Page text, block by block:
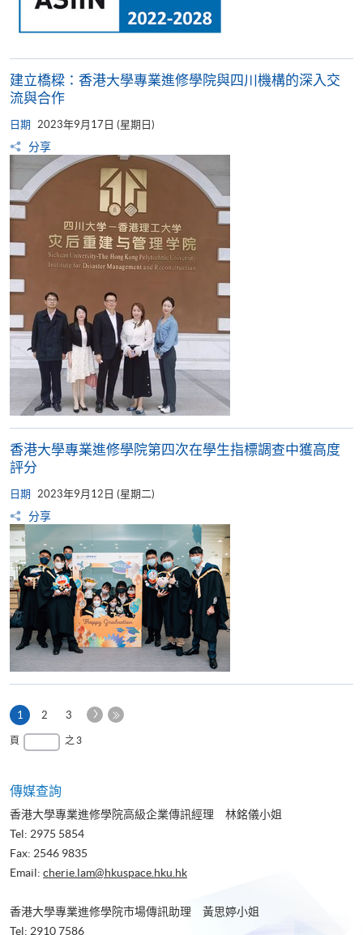
建立橋樑：香港大學專業進修學院與四川機構的深入交
流與合作
日期 2023年9月17日 (星期日)
分享
香港大學專業進修學院第四次在學生指標調查中獲高度
評分
日期 2023年9月12日 (星期二)
分享
1 本
頁
2 3
下
頁 之 3
傳媒查詢
香港大學專業進修學院高級企業傳訊經理 林銘儀小姐
Tel: 2975 5854
Fax: 2546 9835
Email: cherie.lam@hkuspace.hku.hk
香港大學專業進修學院市場傳訊助理 黃思婷小姐
Tel: 2910 7586